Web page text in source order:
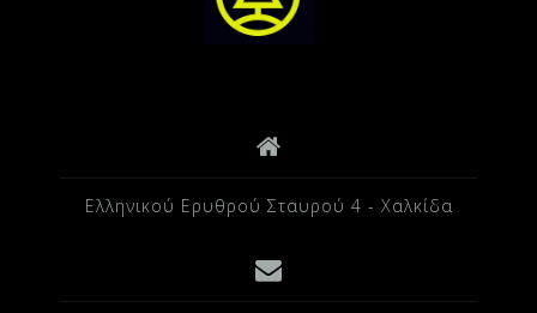
Ελληνικού Ερυθρού Σταυρού 4 - Χαλκίδα